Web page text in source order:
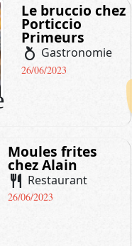
Le bruccio chez
Porticcio
Primeurs
nutrition Gastronomie
26/06/2023
Moules frites
chez Alain
restaurant Restaurant
26/06/2023